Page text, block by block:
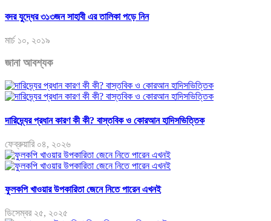
বদর যুদ্ধের ৩১৩জন সাহাবী এর তালিকা পড়ে নিন
মার্চ ১০, ২০১৯
জানা আবশ্যক
দারিদ্র্যের প্রধান কারণ কী কী? বাস্তবিক ও কোরআন হাদিসভিত্তিক
ফেব্রুয়ারি ০৪, ২০২৬
ফুলকপি খাওয়ার উপকারিতা জেনে নিতে পারেন এখনই
ডিসেম্বর ২৫, ২০২৫